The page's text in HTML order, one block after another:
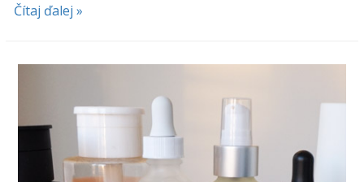
Čítaj ďalej »